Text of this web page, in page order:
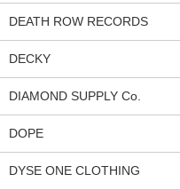
DEATH ROW RECORDS
DECKY
DIAMOND SUPPLY Co.
DOPE
DYSE ONE CLOTHING